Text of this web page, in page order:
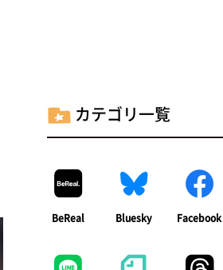
カテゴリ一覧
BeReal Bluesky Facebook